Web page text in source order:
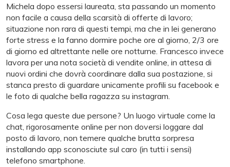
Michela dopo essersi laureata, sta passando un momento
non facile a causa della scarsità di offerte di lavoro;
situazione non rara di questi tempi, ma che in lei generano
forte stress e la fanno dormire poche ore al giorno, 2/3 ore
di giorno ed altrettante nelle ore notturne. Francesco invece
lavora per una nota società di vendite online, in attesa di
nuovi ordini che dovrà coordinare dalla sua postazione, si
stanca presto di guardare unicamente profili su facebook e
le foto di qualche bella ragazza su instagram.
Cosa lega queste due persone? Un luogo virtuale come la
chat, rigorosamente online per non doversi loggare dal
posto di lavoro, non temere qualche brutta sorpresa
installando app sconosciute sul caro (in tutti i sensi)
telefono smartphone.